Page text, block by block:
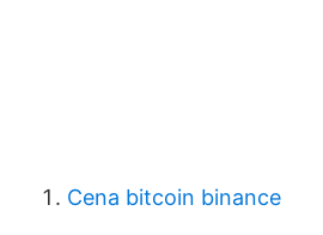
Cena bitcoin binance